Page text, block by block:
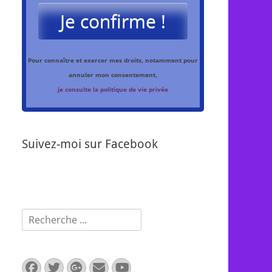
Je confirme !
Pour connaître et exercer mes droits, notamment pour
annuler mon consentement,
je consulte la politique de vie privée
Suivez-moi sur Facebook
Rechercher :
Facebook
Twitter
Googleplus
E- YouTube